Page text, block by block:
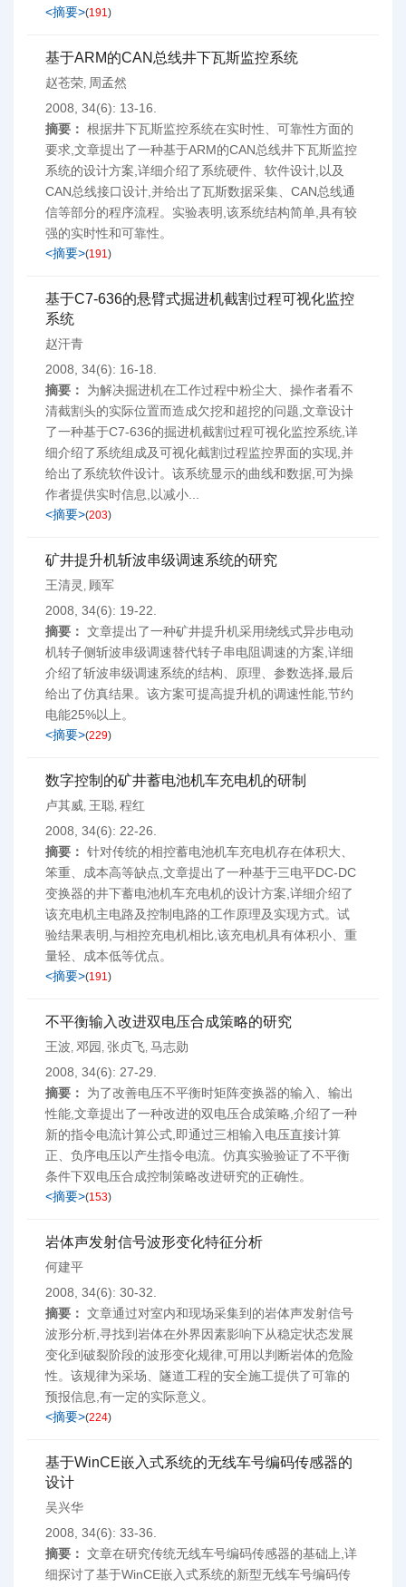
<摘要>(191)
基于ARM的CAN总线井下瓦斯监控系统
赵苍荣, 周孟然
2008, 34(6): 13-16.
摘要： 根据井下瓦斯监控系统在实时性、可靠性方面的
要求,文章提出了一种基于ARM的CAN总线井下瓦斯监控
系统的设计方案,详细介绍了系统硬件、软件设计,以及
CAN总线接口设计,并给出了瓦斯数据采集、CAN总线通
信等部分的程序流程。实验表明,该系统结构简单,具有较
强的实时性和可靠性。
<摘要>(191)
基于C7-636的悬臂式掘进机截割过程可视化监控
系统
赵汗青
2008, 34(6): 16-18.
摘要：
为解决掘进机在工作过程中粉尘大、操作者看不
清截割头的实际位置而造成欠挖和超挖的问题,文章设计
了一种基于C7-636的掘进机截割过程可视化监控系统,详
细介绍了系统组成及可视化截割过程监控界面的实现,并
给出了系统软件设计。该系统显示的曲线和数据,可为操
作者提供实时信息,以减小...
<摘要>(203)
矿井提升机斩波串级调速系统的研究
王清灵 , 顾军
2008, 34(6): 19-22.
摘要： 文章提出了一种矿井提升机采用绕线式异步电动
机转子侧斩波串级调速替代转子串电阻调速的方案,详细
介绍了斩波串级调速系统的结构、原理、参数选择,最后
给出了仿真结果。该方案可提高提升机的调速性能,节约
电能25%以上。
<摘要>(229)
数字控制的矿井蓄电池机车充电机的研制
卢其威, 王聪, 程红
2008, 34(6): 22-26.
摘要： 针对传统的相控蓄电池机车充电机存在体积大、
笨重、成本高等缺点,文章提出了一种基于三电平DC-DC
变换器的井下蓄电池机车充电机的设计方案,详细介绍了
该充电机主电路及控制电路的工作原理及实现方式。试
验结果表明,与相控充电机相比,该充电机具有体积小、重
量轻、成本低等优点。
<摘要>(191)
不平衡输入改进双电压合成策略的研究
王波, 邓园 , 张贞飞, 马志勋
2008, 34(6): 27-29.
摘要：
为了改善电压不平衡时矩阵变换器的输入、输出
性能,文章提出了一种改进的双电压合成策略,介绍了一种
新的指令电流计算公式,即通过三相输入电压直接计算
正、负序电压以产生指令电流。仿真实验验证了不平衡
条件下双电压合成控制策略改进研究的正确性。
<摘要>(153)
岩体声发射信号波形变化特征分析
何建平
2008, 34(6): 30-32.
摘要： 文章通过对室内和现场采集到的岩体声发射信号
波形分析,寻找到岩体在外界因素影响下从稳定状态发展
变化到破裂阶段的波形变化规律,可用以判断岩体的危险
性。该规律为采场、隧道工程的安全施工提供了可靠的
预报信息,有一定的实际意义。
<摘要>(224)
基于WinCE嵌入式系统的无线车号编码传感器的
设计
吴兴华
2008, 34(6): 33-36.
摘要： 文章在研究传统无线车号编码传感器的基础上,详
细探讨了基于WinCE嵌入式系统的新型无线车号编码传